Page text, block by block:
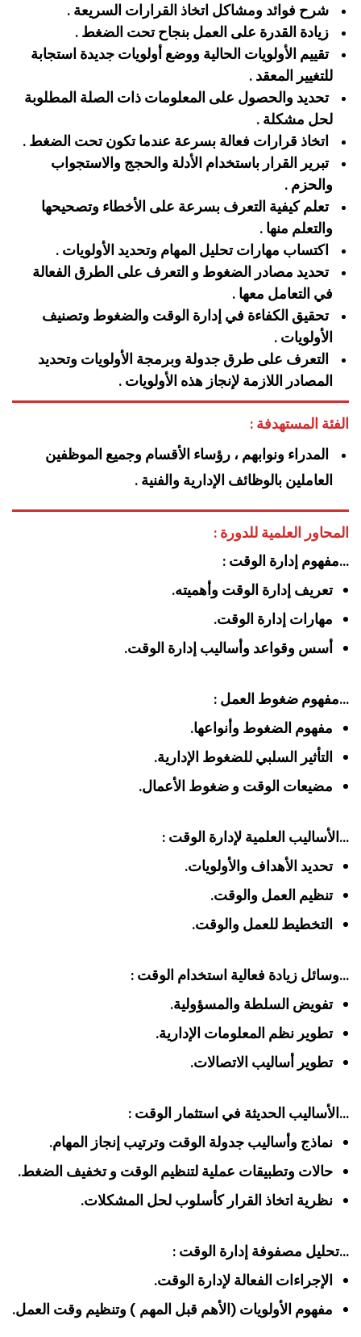
‏شرح فوائد ومشاكل اتخاذ القرارات السريعة .‏
‏زيادة القدرة على العمل بنجاح تحت الضغط .‏
‏تقييم الأولويات الحالية ووضع أولويات جديدة استجابة
للتغيير المعقد .‏
‏تحديد والحصول على المعلومات ذات الصلة المطلوبة
لحل مشكلة .‏
‏اتخاذ قرارات فعالة بسرعة عندما تكون تحت الضغط .‏
‏تبرير القرار باستخدام الأدلة والحجج والاستجواب
والحزم .‏
‏تعلم كيفية التعرف بسرعة على الأخطاء وتصحيحها
والتعلم منها‏‏ .
اكتساب مهارات تحليل المهام وتحديد الأولويات .
تحديد مصادر الضغوط و التعرف على الطرق الفعالة
في التعامل معها .
تحقيق الكفاءة في إدارة الوقت والضغوط وتصنيف
الأولويات .
التعرف على طرق جدولة وبرمجة الأولويات وتحديد
المصادر اللازمة لإنجاز هذه الأولويات .
الفئة المستهدفة :
المدراء ونوابهم ، رؤساء الأقسام وجميع الموظفين
العاملين بالوظائف الإدارية والفنية .
المحاور العلمية للدورة :
…مفهوم إدارة الوقت :
تعريف إدارة الوقت وأهميته.
مهارات إدارة الوقت.
أسس وقواعد وأساليب إدارة الوقت.
…مفهوم ضغوط العمل :
مفهوم الضغوط وأنواعها.
التأثير السلبي للضغوط الإدارية.
مضيعات الوقت و ضغوط الأعمال.
…الأساليب العلمية لإدارة الوقت :
تحديد الأهداف والأولويات.
تنظيم العمل والوقت.
التخطيط للعمل والوقت.
…وسائل زيادة فعالية استخدام الوقت :
تفويض السلطة والمسؤولية.
تطوير نظم المعلومات الإدارية.
تطوير أساليب الاتصالات.
…الأساليب الحديثة في استثمار الوقت :
نماذج وأساليب جدولة الوقت وترتيب إنجاز المهام.
حالات وتطبيقات عملية لتنظيم الوقت و تخفيف الضغط.
نظرية اتخاذ القرار كأسلوب لحل المشكلات.
…تحليل مصفوفة إدارة الوقت :
الإجراءات الفعالة لإدارة الوقت.
مفهوم الأولويات (الأهم قبل المهم ) وتنظيم وقت العمل.